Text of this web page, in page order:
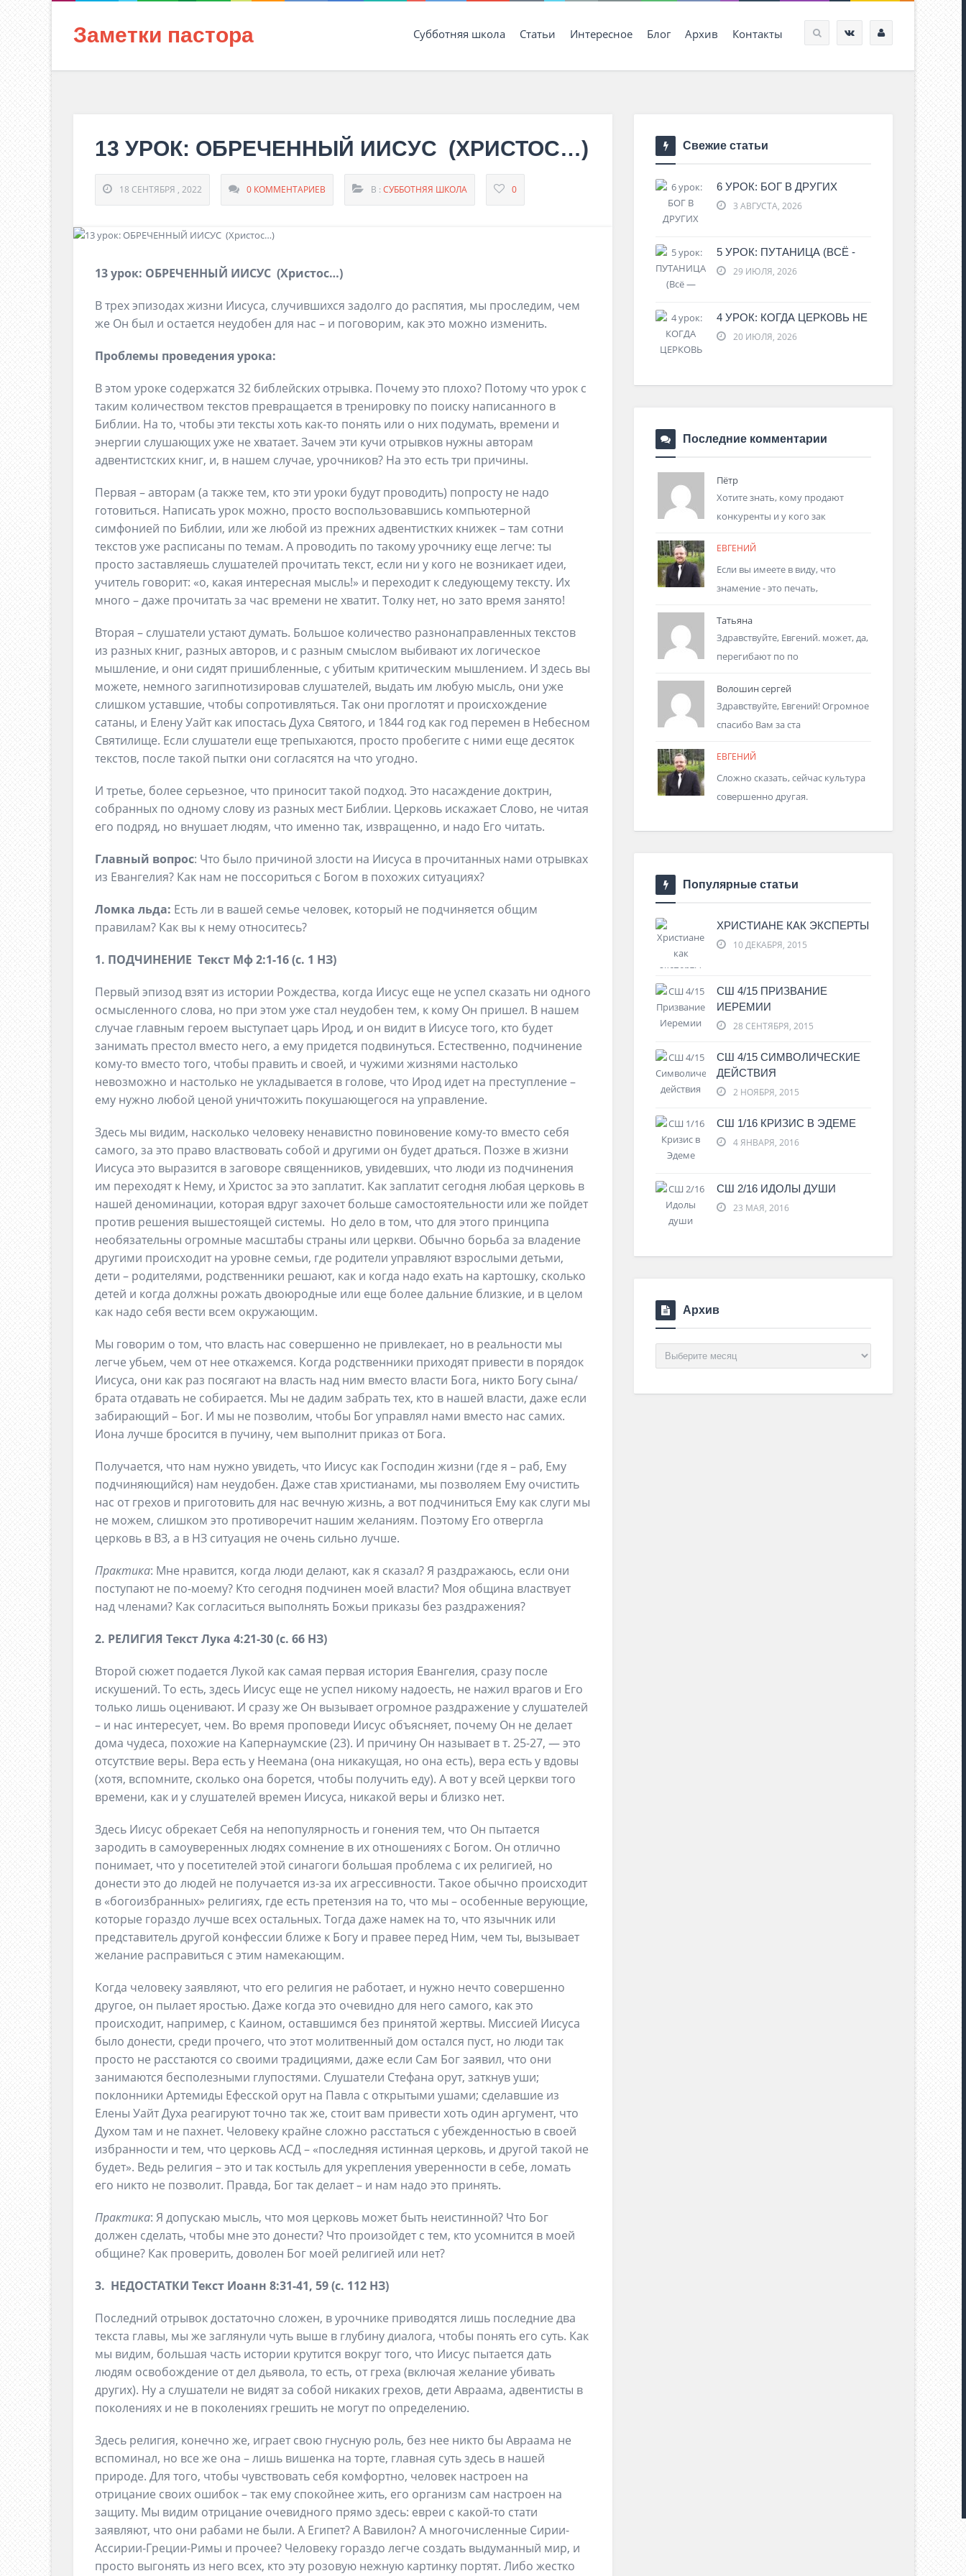
Заметки пастора Субботняя школа Статьи Интересное Блог Архив Контакты
13 УРОК: ОБРЕЧЕННЫЙ ИИСУС (ХРИСТОС…)
18 СЕНТЯБРЯ , 2022 0 КОММЕНТАРИЕВ В : СУББОТНЯЯ ШКОЛА 0
13 урок: ОБРЕЧЕННЫЙ ИИСУС (Христос…)
В трех эпизодах жизни Иисуса, случившихся задолго до распятия, мы проследим, чем
же Он был и остается неудобен для нас – и поговорим, как это можно изменить.
Проблемы проведения урока:
В этом уроке содержатся 32 библейских отрывка. Почему это плохо? Потому что урок с
таким количеством текстов превращается в тренировку по поиску написанного в
Библии. На то, чтобы эти тексты хоть как-то понять или о них подумать, времени и
энергии слушающих уже не хватает. Зачем эти кучи отрывков нужны авторам
адвентистских книг, и, в нашем случае, урочников? На это есть три причины.
Первая – авторам (а также тем, кто эти уроки будут проводить) попросту не надо
готовиться. Написать урок можно, просто воспользовавшись компьютерной
симфонией по Библии, или же любой из прежних адвентистких книжек – там сотни
текстов уже расписаны по темам. А проводить по такому урочнику еще легче: ты
просто заставляешь слушателей прочитать текст, если ни у кого не возникает идеи,
учитель говорит: «о, какая интересная мысль!» и переходит к следующему тексту. Их
много – даже прочитать за час времени не хватит. Толку нет, но зато время занято!
Вторая – слушатели устают думать. Большое количество разнонаправленных текстов
из разных книг, разных авторов, и с разным смыслом выбивают их логическое
мышление, и они сидят пришибленные, с убитым критическим мышлением. И здесь вы
можете, немного загипнотизировав слушателей, выдать им любую мысль, они уже
слишком уставшие, чтобы сопротивляться. Так они проглотят и происхождение
сатаны, и Елену Уайт как ипостась Духа Святого, и 1844 год как год перемен в Небесном
Святилище. Если слушатели еще трепыхаются, просто пробегите с ними еще десяток
текстов, после такой пытки они согласятся на что угодно.
И третье, более серьезное, что приносит такой подход. Это насаждение доктрин,
собранных по одному слову из разных мест Библии. Церковь искажает Слово, не читая
его подряд, но внушает людям, что именно так, извращенно, и надо Его читать.
Главный вопрос: Что было причиной злости на Иисуса в прочитанных нами отрывках
из Евангелия? Как нам не поссориться с Богом в похожих ситуациях?
Ломка льда: Есть ли в вашей семье человек, который не подчиняется общим
правилам? Как вы к нему относитесь?
1. ПОДЧИНЕНИЕ Текст Мф 2:1-16 (с. 1 НЗ)
Первый эпизод взят из истории Рождества, когда Иисус еще не успел сказать ни одного
осмысленного слова, но при этом уже стал неудобен тем, к кому Он пришел. В нашем
случае главным героем выступает царь Ирод, и он видит в Иисусе того, кто будет
занимать престол вместо него, а ему придется подвинуться. Естественно, подчинение
кому-то вместо того, чтобы править и своей, и чужими жизнями настолько
невозможно и настолько не укладывается в голове, что Ирод идет на преступление –
ему нужно любой ценой уничтожить покушающегося на управление.
Здесь мы видим, насколько человеку ненавистно повиновение кому-то вместо себя
самого, за это право властвовать собой и другими он будет драться. Позже в жизни
Иисуса это выразится в заговоре священников, увидевших, что люди из подчинения
им переходят к Нему, и Христос за это заплатит. Как заплатит сегодня любая церковь в
нашей деноминации, которая вдруг захочет больше самостоятельности или же пойдет
против решения вышестоящей системы. Но дело в том, что для этого принципа
необязательны огромные масштабы страны или церкви. Обычно борьба за владение
другими происходит на уровне семьи, где родители управляют взрослыми детьми,
дети – родителями, родственники решают, как и когда надо ехать на картошку, сколько
детей и когда должны рожать двоюродные или еще более дальние близкие, и в целом
как надо себя вести всем окружающим.
Мы говорим о том, что власть нас совершенно не привлекает, но в реальности мы
легче убьем, чем от нее откажемся. Когда родственники приходят привести в порядок
Иисуса, они как раз посягают на власть над ним вместо власти Бога, никто Богу сына/
брата отдавать не собирается. Мы не дадим забрать тех, кто в нашей власти, даже если
забирающий – Бог. И мы не позволим, чтобы Бог управлял нами вместо нас самих.
Иона лучше бросится в пучину, чем выполнит приказ от Бога.
Получается, что нам нужно увидеть, что Иисус как Господин жизни (где я – раб, Ему
подчиняющийся) нам неудобен. Даже став христианами, мы позволяем Ему очистить
нас от грехов и приготовить для нас вечную жизнь, а вот подчиниться Ему как слуги мы
не можем, слишком это противоречит нашим желаниям. Поэтому Его отвергла
церковь в ВЗ, а в НЗ ситуация не очень сильно лучше.
Практика: Мне нравится, когда люди делают, как я сказал? Я раздражаюсь, если они
поступают не по-моему? Кто сегодня подчинен моей власти? Моя община властвует
над членами? Как согласиться выполнять Божьи приказы без раздражения?
2. РЕЛИГИЯ Текст Лука 4:21-30 (с. 66 НЗ)
Второй сюжет подается Лукой как самая первая история Евангелия, сразу после
искушений. То есть, здесь Иисус еще не успел никому надоесть, не нажил врагов и Его
только лишь оценивают. И сразу же Он вызывает огромное раздражение у слушателей
– и нас интересует, чем. Во время проповеди Иисус объясняет, почему Он не делает
дома чудеса, похожие на Капернаумские (23). И причину Он называет в т. 25-27, — это
отсутствие веры. Вера есть у Неемана (она никакущая, но она есть), вера есть у вдовы
(хотя, вспомните, сколько она борется, чтобы получить еду). А вот у всей церкви того
времени, как и у слушателей времен Иисуса, никакой веры и близко нет.
Здесь Иисус обрекает Себя на непопулярность и гонения тем, что Он пытается
зародить в самоуверенных людях сомнение в их отношениях с Богом. Он отлично
понимает, что у посетителей этой синагоги большая проблема с их религией, но
донести это до людей не получается из-за их агрессивности. Такое обычно происходит
в «богоизбранных» религиях, где есть претензия на то, что мы – особенные верующие,
которые гораздо лучше всех остальных. Тогда даже намек на то, что язычник или
представитель другой конфессии ближе к Богу и правее перед Ним, чем ты, вызывает
желание расправиться с этим намекающим.
Когда человеку заявляют, что его религия не работает, и нужно нечто совершенно
другое, он пылает яростью. Даже когда это очевидно для него самого, как это
происходит, например, с Каином, оставшимся без принятой жертвы. Миссией Иисуса
было донести, среди прочего, что этот молитвенный дом остался пуст, но люди так
просто не расстаются со своими традициями, даже если Сам Бог заявил, что они
занимаются бесполезными глупостями. Слушатели Стефана орут, заткнув уши;
поклонники Артемиды Ефесской орут на Павла с открытыми ушами; сделавшие из
Елены Уайт Духа реагируют точно так же, стоит вам привести хоть один аргумент, что
Духом там и не пахнет. Человеку крайне сложно расстаться с убежденностью в своей
избранности и тем, что церковь АСД – «последняя истинная церковь, и другой такой не
будет». Ведь религия – это и так костыль для укрепления уверенности в себе, ломать
его никто не позволит. Правда, Бог так делает – и нам надо это принять.
Практика: Я допускаю мысль, что моя церковь может быть неистинной? Что Бог
должен сделать, чтобы мне это донести? Что произойдет с тем, кто усомнится в моей
общине? Как проверить, доволен Бог моей религией или нет?
3. НЕДОСТАТКИ Текст Иоанн 8:31-41, 59 (с. 112 НЗ)
Последний отрывок достаточно сложен, в урочнике приводятся лишь последние два
текста главы, мы же заглянули чуть выше в глубину диалога, чтобы понять его суть. Как
мы видим, большая часть истории крутится вокруг того, что Иисус пытается дать
людям освобождение от дел дьявола, то есть, от греха (включая желание убивать
других). Ну а слушатели не видят за собой никаких грехов, дети Авраама, адвентисты в
поколениях и не в поколениях грешить не могут по определению.
Здесь религия, конечно же, играет свою гнусную роль, без нее никто бы Авраама не
вспоминал, но все же она – лишь вишенка на торте, главная суть здесь в нашей
природе. Для того, чтобы чувствовать себя комфортно, человек настроен на
отрицание своих ошибок – так ему спокойнее жить, его организм сам настроен на
защиту. Мы видим отрицание очевидного прямо здесь: евреи с какой-то стати
заявляют, что они рабами не были. А Египет? А Вавилон? А многочисленные Сирии-
Ассирии-Греции-Римы и прочее? Человеку гораздо легче создать выдуманный мир, и
просто выгонять из него всех, кто эту розовую нежную картинку портят. Либо жестко
Свежие статьи
6 УРОК: БОГ В ДРУГИХ
3 АВГУСТА, 2026
5 УРОК: ПУТАНИЦА (ВСЁ -
29 ИЮЛЯ, 2026
4 УРОК: КОГДА ЦЕРКОВЬ НЕ
20 ИЮЛЯ, 2026
Последние комментарии
Пётр
Хотите знать, кому продают
конкуренты и у кого зак
ЕВГЕНИЙ
Если вы имеете в виду, что
знамение - это печать,
Татьяна
Здравствуйте, Евгений. может, да,
перегибают по по
Волошин сергей
Здравствуйте, Евгений! Огромное
спасибо Вам за ста
ЕВГЕНИЙ
Сложно сказать, сейчас культура
совершенно другая.
Популярные статьи
ХРИСТИАНЕ КАК ЭКСПЕРТЫ
10 ДЕКАБРЯ, 2015
СШ 4/15 ПРИЗВАНИЕ
ИЕРЕМИИ
28 СЕНТЯБРЯ, 2015
СШ 4/15 СИМВОЛИЧЕСКИЕ
ДЕЙСТВИЯ
2 НОЯБРЯ, 2015
СШ 1/16 КРИЗИС В ЭДЕМЕ
4 ЯНВАРЯ, 2016
СШ 2/16 ИДОЛЫ ДУШИ
23 МАЯ, 2016
Архив
Архив